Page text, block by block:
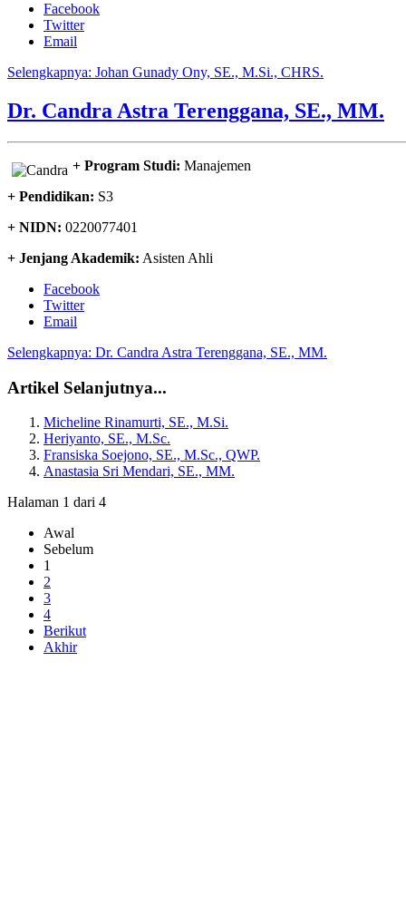
Facebook
Twitter
Email
Selengkapnya: Johan Gunady Ony, SE., M.Si., CHRS.
Dr. Candra Astra Terenggana, SE., MM.
+ Program Studi: Manajemen
+ Pendidikan: S3
+ NIDN: 0220077401
+ Jenjang Akademik: Asisten Ahli
Facebook
Twitter
Email
Selengkapnya: Dr. Candra Astra Terenggana, SE., MM.
Artikel Selanjutnya...
Micheline Rinamurti, SE., M.Si.
Heriyanto, SE., M.Sc.
Fransiska Soejono, SE., M.Sc., QWP.
Anastasia Sri Mendari, SE., MM.
Halaman 1 dari 4
Awal
Sebelum
1
2
3
4
Berikut
Akhir